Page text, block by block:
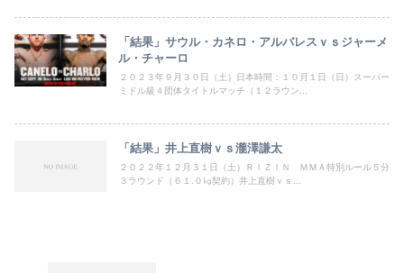
「結果」サウル・カネロ・アルバレスｖｓジャーメ
ル・チャーロ
２０２３年９月３０日（土）日本時間：１０月１日（日）スーパー
ミドル級４団体タイトルマッチ（１２ラウン...
「結果」井上直樹ｖｓ瀧澤謙太
２０２２年１２月３１日（土）ＲＩＺＩＮ ＭＭＡ特別ルール５分
３ラウンド（６１.０㎏契約）井上直樹ｖｓ...